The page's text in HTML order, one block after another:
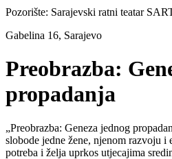
Pozorište: Sarajevski ratni teatar
Gabelina 16, Sarajevo
Preobrazba:
propadanja
„Preobrazba: Geneza jednog
slobode jedne žene, njenom razvoju i
potreba i želja uprkos utjecajima